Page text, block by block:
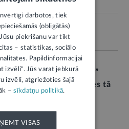
CENTRS
operatora “Digitours”
un aicina neiegādāties tā
tiesības
darbotos, tiek
(obligātās)
piekrišanu var tikt
– statistikas, sociālo
Papildinformācijai
izvēli". Jūs varat jebkurā
izvēli, atgriežoties šajā
–sīkdatņu politikā.
VISAS